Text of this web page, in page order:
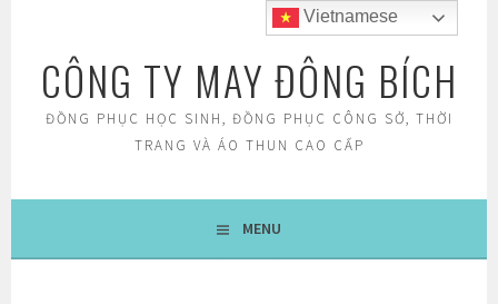
contentCÔNG TY MAY ĐÔNG BÍCH
ĐỒNG PHỤC HỌC SINH, ĐỒNG PHỤC CÔNG SỞ, THỜI
TRANG VÀ ÁO THUN CAO CẤP
MENU
Vietnamese